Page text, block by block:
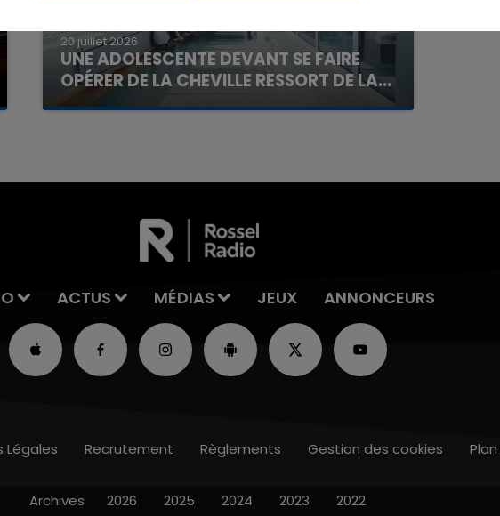
20 juillet 2026
UNE ADOLESCENTE DEVANT SE FAIRE
OPÉRER DE LA CHEVILLE RESSORT DE LA...
La famille a porté plainte contre la clinique qui a
ACTUS MÉDIAS JEUX ANNONCEURS
Légales Recrutement Règlements Gestion des cookies
Archives 2026 2025 2024 2023 2022